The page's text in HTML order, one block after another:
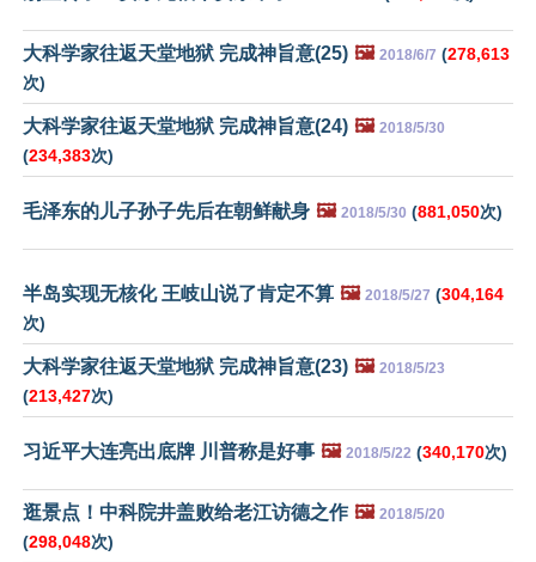
大科学家往返天堂地狱 完成神旨意(25) 🖼️ 2018/6/7 (278,613
次)
大科学家往返天堂地狱 完成神旨意(24) 🖼️ 2018/5/30
(234,383次)
毛泽东的儿子孙子先后在朝鲜献身 🖼️ 2018/5/30 (881,050次)
半岛实现无核化 王岐山说了肯定不算 🖼️ 2018/5/27 (304,164
次)
大科学家往返天堂地狱 完成神旨意(23) 🖼️ 2018/5/23
(213,427次)
习近平大连亮出底牌 川普称是好事 🖼️ 2018/5/22 (340,170次)
逛景点！中科院井盖败给老江访德之作 🖼️ 2018/5/20
(298,048次)